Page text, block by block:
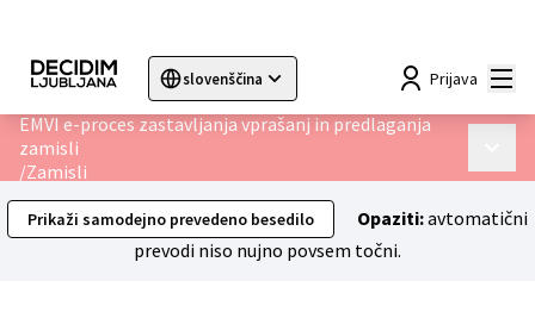
slovenščina
Sprache wählen Choose language Choisir la langue
Prijava
EMVI e-proces zastavljanja vprašanj in predlaganja
zamisli
/Zamisli
Prikaži samodejno prevedeno besedilo Opaziti:avtomatični
prevodi niso nujno povsem točni.